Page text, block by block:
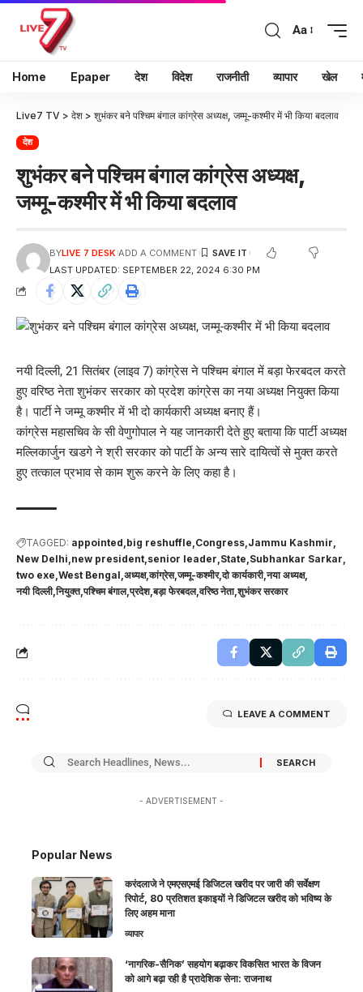
Aa
Home Epaper देश विदेश राजनीती व्यापार खेल
Live7 TV > देश > शुभंकर बने पश्चिम बंगाल कांग्रेस अध्यक्ष, जम्मू-कश्मीर में भी किया बदलाव
देश
शुभंकर बने पश्चिम बंगाल कांग्रेस अध्यक्ष,
जम्मू-कश्मीर में भी किया बदलाव
LAST UPDATED: SEPTEMBER 22, 2024 6:30 PM
BYLIVE 7 DESK ADD A COMMENT
नयी दिल्ली, 21 सितंबर (लाइव 7) कांग्रेस ने पश्चिम बंगाल में बड़ा फेरबदल करते
हुए वरिष्ठ नेता शुभंकर सरकार को प्रदेश कांग्रेस का नया अध्यक्ष नियुक्त किया
है। पार्टी ने जम्मू कश्मीर में भी दो कार्यकारी अध्यक्ष बनाए हैं।
कांग्रेस महासचिव के सी वेणुगोपाल ने यह जानकारी देते हुए बताया कि पार्टी अध्यक्ष
मल्लिकार्जुन खडगे ने श्री सरकार को पार्टी के अन्य सारे दायित्वों से मुक्त करते
हुए तत्काल प्रभाव से काम शुरू करने के लिए कहा है।
TAGGED: appointed big reshuffle Congress Jammu Kashmir
New Delhi new president senior leader State Subhankar Sarkar
two exe West Bengal अध्यक्ष कांग्रेस जम्मू-कश्मीर दो कार्यकारी नया अध्यक्ष
नयी दिल्ली नियुक्त पश्चिम बंगाल प्रदेश बड़ा फेरबदल वरिष्ठ नेता शुभंकर सरकार
LEAVE A COMMENT
- ADVERTISEMENT -
Popular News
करंदलाजे ने एमएसएमई डिजिटल खरीद पर जारी की सर्वेक्षण
रिपोर्ट, 80 प्रतिशत इकाइयों ने डिजिटल खरीद को भविष्य के
लिए अहम माना
व्यापार
‘नागरिक-सैनिक’ सहयोग बढ़ाकर विकसित भारत के विजन
को आगे बढ़ा रही है प्रादेशिक सेना: राजनाथ